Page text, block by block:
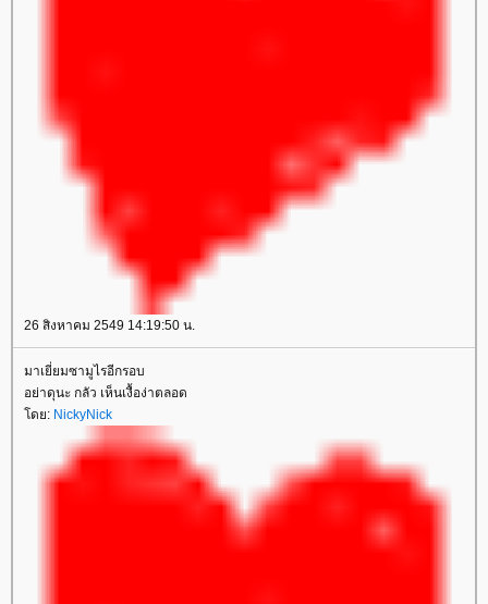
26 สิงหาคม 2549 14:19:50 น.
มาเยี่ยมซามูไรอีกรอบ
อย่าดุนะ กลัว เห็นเงื้อง่าตลอด
โดย: NickyNick